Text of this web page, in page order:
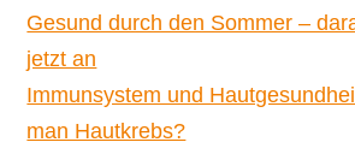
Gesund durch den Sommer –
jetzt an
Immunsystem und
man Hautkrebs?